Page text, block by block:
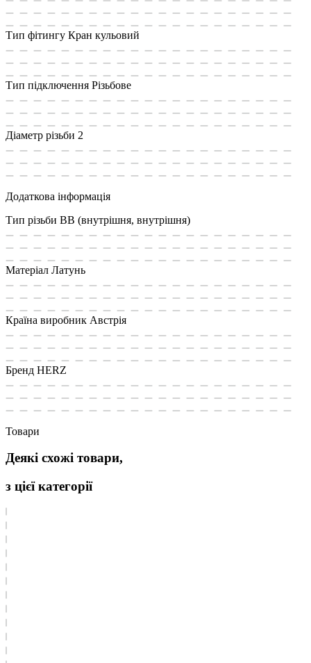
Тип фітингу Кран кульовий
Тип підключення Різьбове
Діаметр різьби 2
Додаткова інформація
Тип різьби ВВ (внутрішня, внутрішня)
Матеріал Латунь
Країна виробник Австрія
Бренд HERZ
Товари
Деякі схожі товари,
з цієї категорії